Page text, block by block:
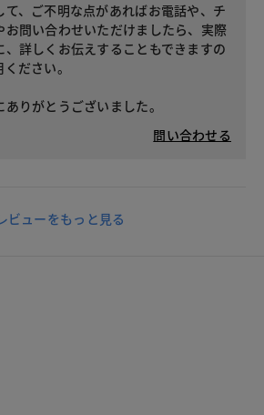
て、ご不明な点があればお電話や、チ
お問い合わせいただけましたら、実際
、詳しくお伝えすることもできますの
ださい。
りがとうございました。
問い合わせる
ビューをもっと見る